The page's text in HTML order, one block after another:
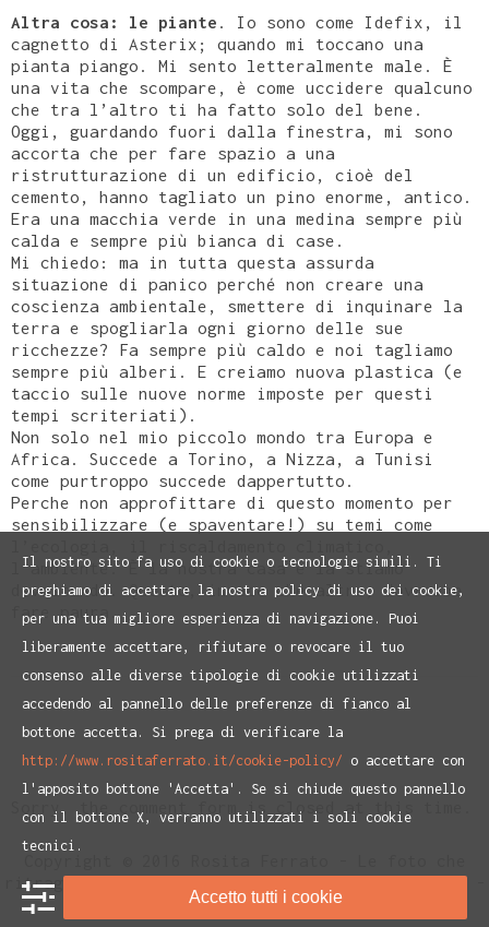
Altra cosa: le piante . Io sono come Idefix, il
cagnetto di Asterix; quando mi toccano una
pianta piango. Mi sento letteralmente male. È
una vita che scompare, è come uccidere qualcuno
che tra l’altro ti ha fatto solo del bene.
Oggi, guardando fuori dalla finestra, mi sono
accorta che per fare spazio a una
ristrutturazione di un edificio, cioè del
cemento, hanno tagliato un pino enorme, antico.
Era una macchia verde in una medina sempre più
calda e sempre più bianca di case.
Mi chiedo: ma in tutta questa assurda
situazione di panico perché non creare una
coscienza ambientale, smettere di inquinare la
terra e spogliarla ogni giorno delle sue
ricchezze? Fa sempre più caldo e noi tagliamo
sempre più alberi. E creiamo nuova plastica (e
taccio sulle nuove norme imposte per questi
tempi scriteriati).
Non solo nel mio piccolo mondo tra Europa e
Africa. Succede a Torino, a Nizza, a Tunisi
come purtroppo succede dappertutto.
Perche non approfittare di questo momento per
sensibilizzare (e spaventare!) su temi come
l’ambiente. È la nostra casa e la stiamo
devastando. Questo, invece che altro, dovrebbe
fare paura.
Sorry, the comment form is closed at this time.
ritraggono Rosita Ferrato sono di Paolo Ranzani -
Privacy PolicyeCookie Policiy
Il nostro sito fa uso di cookie o tecnologie simili. Ti
preghiamo di accettare la nostra policy di uso dei cookie,
per una tua migliore esperienza di navigazione. Puoi
liberamente accettare, rifiutare o revocare il tuo
consenso alle diverse tipologie di cookie utilizzati
accedendo al pannello delle preferenze di fianco al
bottone accetta. Si prega di verificare la
http://www.rositaferrato.it/cookie-policy/ o accettare con
l'apposito bottone 'Accetta'. Se si chiude questo pannello
con il bottone X, verranno utilizzati i soli cookie
tecnici.
Accetto tutti i cookie